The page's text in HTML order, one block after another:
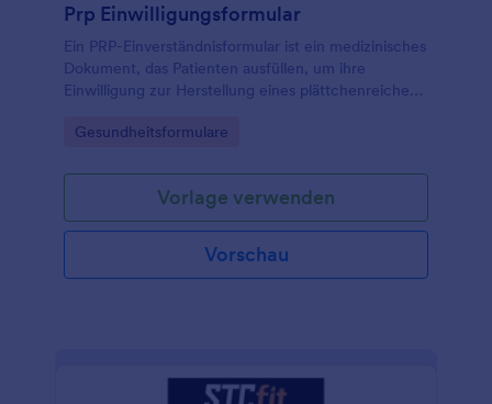
Prp Einwilligungsformular
Ein PRP-Einverständnisformular ist ein medizinisches
Dokument, das Patienten ausfüllen, um ihre
Einwilligung zur Herstellung eines plättchenreichen
Go to Category:
Gesundheitsformulare
Vorlage verwenden
Vorschau